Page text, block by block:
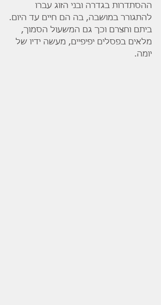
ההסתדרות בגדרה ובני הזוג עברו
להתגורר במושבה, בה הם חיים עד היום.
ביתם וחצרם וכך גם המשעול הסמוך,
מלאים בפסלים יפיפיים, מעשה ידיו של
יומה.